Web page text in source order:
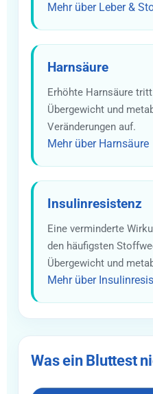
Mehr über Leber &
Harnsäure
Erhöhte Harnsäure
Übergewicht und
Veränderungen auf.
Mehr über Harnsäure
Insulinresistenz
Eine verminderte
den häufigsten
Übergewicht und
Mehr über
Was ein Bluttest